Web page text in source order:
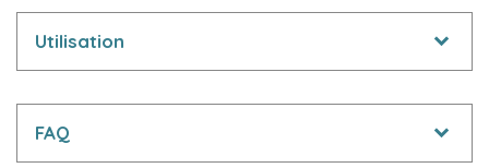
Utilisation
FAQ